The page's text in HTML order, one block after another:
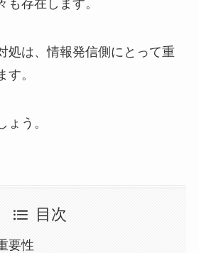
も存在します。
処は、情報発信側にとって重
。
ょう。
目次
要性